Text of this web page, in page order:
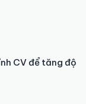
CV để tăng độ